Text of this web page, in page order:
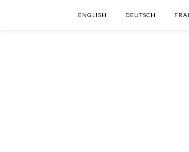
ENGLISH DEUTSCH